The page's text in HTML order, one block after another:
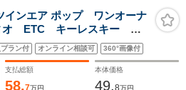
インエア ポップ ワンオーナ
オ ETC キーレスキー フ
トシート タイミングチェー
ラン付 オンライン相談可 360°画像付
支払総額
58.7万円
本体価格
49.8万円